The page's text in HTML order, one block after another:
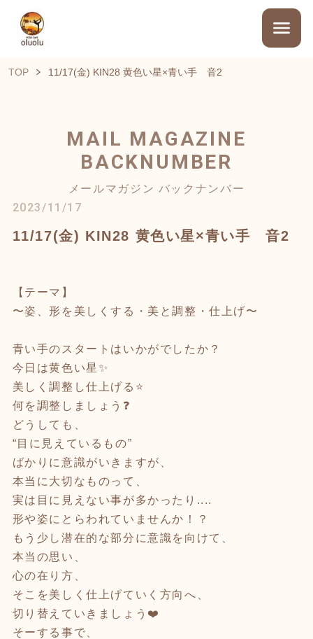
TOP 11/17(金) KIN28 黄色い星×青い手 音2
MAIL MAGAZINE
BACKNUMBER
メールマガジン バックナンバー
2023/11/17
11/17(金) KIN28 黄色い星×青い手 音2
【テーマ】
〜姿、形を美しくする・美と調整・仕上げ〜
青い手のスタートはいかがでしたか？
今日は黄色い星✨
美しく調整し仕上げる⭐️
何を調整しましょう❓
どうしても、
“目に見えているもの”
ばかりに意識がいきますが、
本当に大切なものって、
実は目に見えない事が多かったり....
形や姿にとらわれていませんか！？
もう少し潜在的な部分に意識を向けて、
本当の思い、
心の在り方、
そこを美しく仕上げていく方向へ、
切り替えていきましょう❤️
そーする事で、